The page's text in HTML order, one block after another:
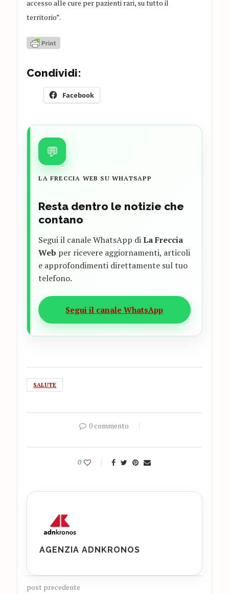
accesso alle cure per pazienti rari, su tutto il
territorio”.
Condividi:
Facebook
💬
LA FRECCIA WEB SU WHATSAPP
Resta dentro le notizie che
contano
Segui il canale WhatsApp diLa Freccia
Web per ricevere aggiornamenti, articoli
e approfondimenti direttamente sul tuo
telefono.
Segui il canale WhatsApp
SALUTE
0 commento
0
AGENZIA ADNKRONOS
post precedente